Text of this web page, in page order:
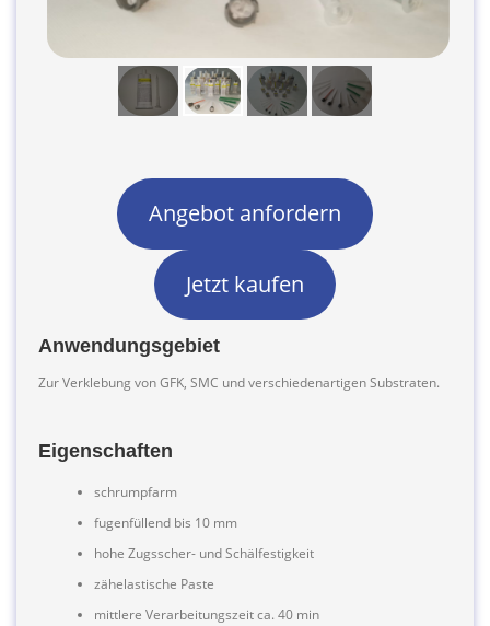
Angebot anfordern
Jetzt kaufen
Anwendungsgebiet
Zur Verklebung von GFK, SMC und verschiedenartigen Substraten.
Eigenschaften
schrumpfarm
fugenfüllend bis 10 mm
hohe Zugsscher- und Schälfestigkeit
zähelastische Paste
mittlere Verarbeitungszeit ca. 40 min